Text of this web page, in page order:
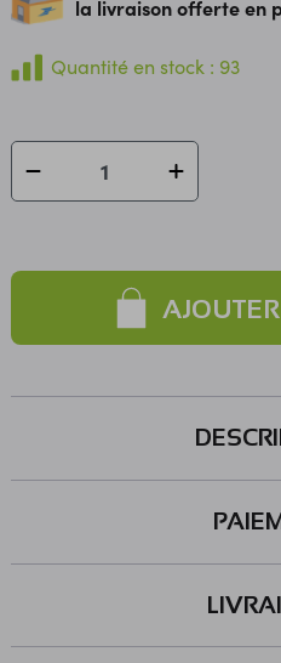
37 mm Hauteur: 3 mm
la livraison offerte en
Quantité en stock : 93